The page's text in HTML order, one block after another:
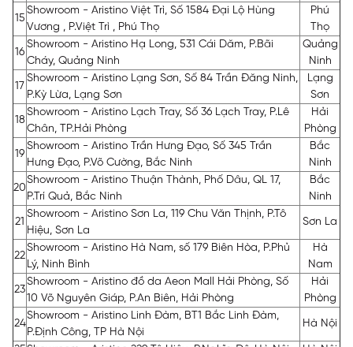
15
Showroom - Aristino Việt Trì, Số 1584 Đại Lộ Hùng
Vương , P.Việt Trì , Phú Thọ
Phú
Thọ
16
Showroom - Aristino Hạ Long, 531 Cái Dăm, P.Bãi
Cháy, Quảng Ninh
Quảng
Ninh
17
Showroom - Aristino Lạng Sơn, Số 84 Trần Đăng Ninh,
P.Kỳ Lừa, Lạng Sơn
Lạng
Sơn
18
Showroom - Aristino Lạch Tray, Số 36 Lạch Tray, P.Lê
Chân, TP.Hải Phòng
Hải
Phòng
19
Showroom - Aristino Trần Hưng Đạo, Số 345 Trần
Hưng Đạo, P.Võ Cường, Bắc Ninh
Bắc
Ninh
20
Showroom - Aristino Thuận Thành, Phố Dâu, QL 17,
P.Trí Quả, Bắc Ninh
Bắc
Ninh
21
Showroom - Aristino Sơn La, 119 Chu Văn Thịnh, P.Tô
Hiệu, Sơn La
Sơn La
22
Showroom - Aristino Hà Nam, số 179 Biên Hòa, P.Phủ
Lý, Ninh Bình
Hà
Nam
23
Showroom - Aristino đồ da Aeon Mall Hải Phòng, Số
10 Võ Nguyên Giáp, P.An Biên, Hải Phòng
Hải
Phòng
24
Showroom - Aristino Linh Đàm, BT1 Bắc Linh Đàm,
P.Định Công, TP Hà Nội
Hà Nội